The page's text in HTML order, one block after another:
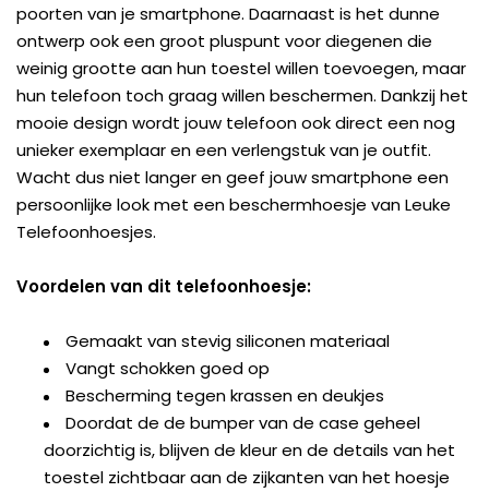
poorten van je smartphone. Daarnaast is het dunne
ontwerp ook een groot pluspunt voor diegenen die
weinig grootte aan hun toestel willen toevoegen, maar
hun telefoon toch graag willen beschermen. Dankzij het
mooie design wordt jouw telefoon ook direct een nog
unieker exemplaar en een verlengstuk van je outfit.
Wacht dus niet langer en geef jouw smartphone een
persoonlijke look met een beschermhoesje van Leuke
Telefoonhoesjes.
Voordelen van dit telefoonhoesje:
Gemaakt van stevig siliconen materiaal
Vangt schokken goed op
Bescherming tegen krassen en deukjes
Doordat de de bumper van de case geheel
doorzichtig is, blijven de kleur en de details van het
toestel zichtbaar aan de zijkanten van het hoesje